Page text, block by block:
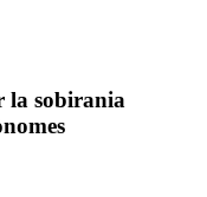
la sobirania